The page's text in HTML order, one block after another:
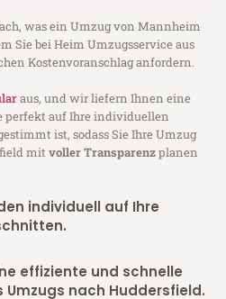
was ein Umzug von Mannheim
Sie bei Heim Umzugsservice aus
Kostenvoranschlag anfordern.
aus, und wir liefern Ihnen eine
perfekt auf Ihre individuellen
ist, sodass Sie Ihre Umzug
mitvoller Transparenzplanen
individuell auf Ihre
effiziente und schnelle
Umzugs nach Huddersfield.